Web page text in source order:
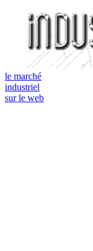
le marché
industriel
sur le web